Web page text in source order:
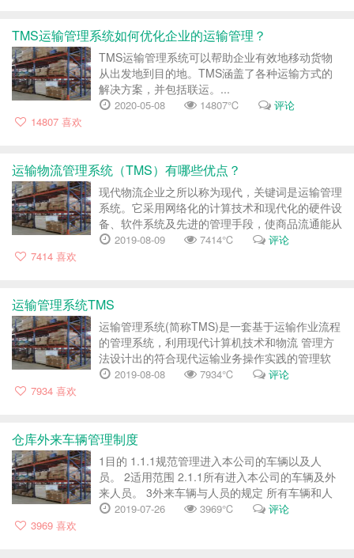
TMS运输管理系统如何优化企业的运输管理？
TMS运输管理系统可以帮助企业有效地移动货物
从出发地到目的地。TMS涵盖了各种运输方式的
解决方案，并包括联运。...
2020-05-08 14807℃
评论
14807 喜欢
运输物流管理系统（TMS）有哪些优点？
现代物流企业之所以称为现代，关键词是运输管理
系统。它采用网络化的计算技术和现代化的硬件设
备、软件系统及先进的管理手段，使商品流通能从
较传统的物流配送方式向更容易实现信息化、自动
2019-08-09 7414℃
评论
7414 喜欢
运输管理系统TMS
运输管理系统(简称TMS)是一套基于运输作业流程
的管理系统，利用现代计算机技术和物流 管理方
法设计出的符合现代运输业务操作实践的管理软
件。 IMS系统以系统管理、信息管理、运输作
2019-08-08 7934℃
评论
7934 喜欢
仓库外来车辆管理制度
1目的 1.1.1规范管理进入本公司的车辆以及人
员。 2适用范围 2.1.1所有进入本公司的车辆及外
来人员。 3外来车辆与人员的规定 所有车辆和人
员（包括司机）进入本公司，必须遵守交通法规，
2019-07-26 3969℃
评论
3969 喜欢